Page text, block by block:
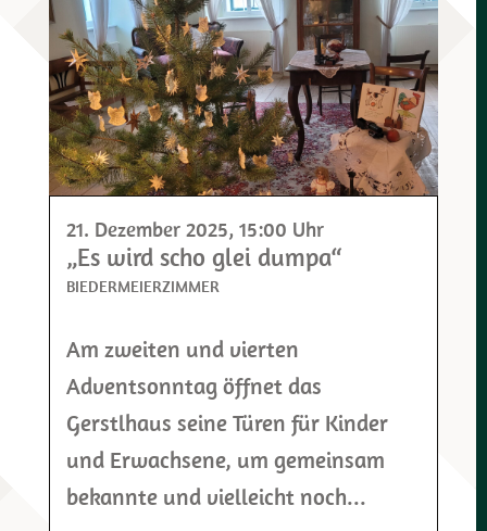
21. Dezember 2025, 15:00 Uhr
„Es wird scho glei dumpa“
BIEDERMEIERZIMMER
Am zweiten und vierten
Adventsonntag öffnet das
Gerstlhaus seine Türen für Kinder
und Erwachsene, um gemeinsam
bekannte und vielleicht noch...